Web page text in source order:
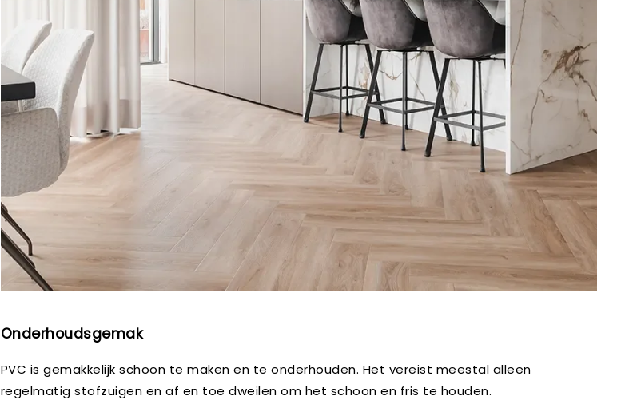
Onderhoudsgemak
PVC is gemakkelijk schoon te maken en te onderhouden. Het vereist meestal alleen
regelmatig stofzuigen en af en toe dweilen om het schoon en fris te houden.